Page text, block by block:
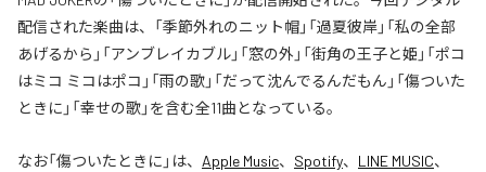
配信された楽曲は、「季節外れのニット帽」「過夏彼岸」「私の全部
あげるから」「アンブレイカブル」「窓の外」「街角の王子と姫」「ポコ
はミコ ミコはポコ」「雨の歌」「だって沈んでるんだもん」「傷ついた
ときに」「幸せの歌」を含む全11曲となっている。
なお「傷ついたときに 」は、 Apple Music、 Spotify、 LINE MUSIC、